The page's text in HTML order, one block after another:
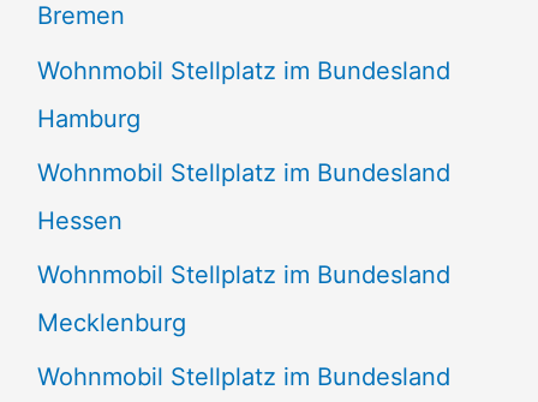
Bremen
Wohnmobil Stellplatz im Bundesland
Hamburg
Wohnmobil Stellplatz im Bundesland
Hessen
Wohnmobil Stellplatz im Bundesland
Mecklenburg
Wohnmobil Stellplatz im Bundesland